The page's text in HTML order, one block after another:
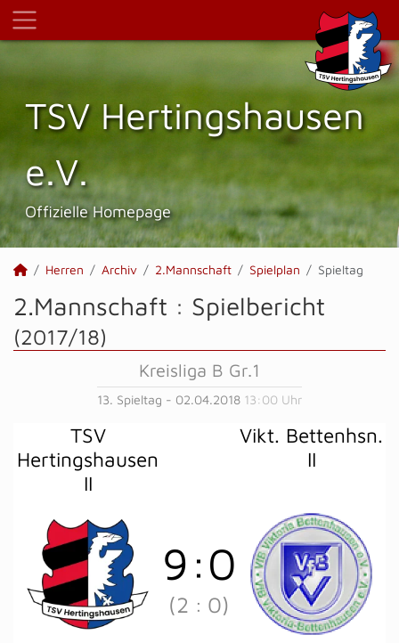
TSV Hertings­hausen
e.V.
Offizielle Homepage
Herren Archiv 2.Mannschaft Spielplan Spieltag
2.Mannschaft : Spielbericht
(2017/18)
Kreisliga B Gr.1
13. Spieltag - 02.04.2018 13:00 Uhr
TSV
Hertingshausen
II
Vikt. Bettenhsn.
II
9 :0
(2 : 0)